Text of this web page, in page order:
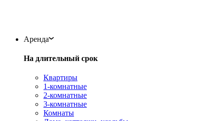
Аренда
На длительный срок
Квартиры
1-комнатные
2-комнатные
3-комнатные
Комнаты